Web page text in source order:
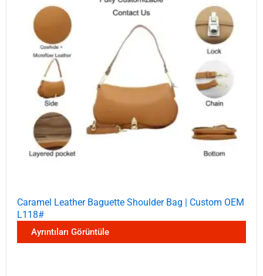
Caramel Leather Baguette Shoulder Bag | Custom OEM
L118#
Ayrıntıları Görüntüle